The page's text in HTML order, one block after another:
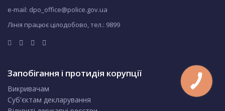
e-mail: dpo_office@police.gov.ua
Лінія працює цілодобово, тел.: 9899
Запобігання і протидія корупції
Викривачам
Суб'єктам декларування